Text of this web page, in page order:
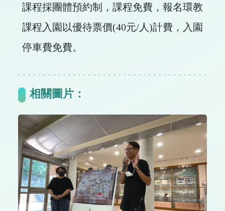
課程採團體預約制，課程免費，報名環教
課程入園以優待票價(40元/人)計費，入園
停車費免費。
相關圖片：